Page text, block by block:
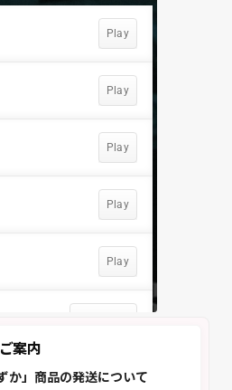
案内
か」商品の発送について